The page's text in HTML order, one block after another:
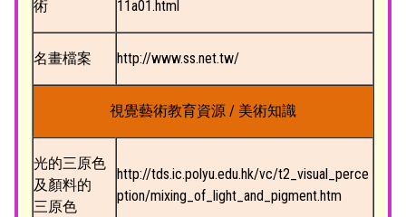
術 11a01.html
名畫檔案 http://www.ss.net.tw/
視覺藝術教育資源 / 美術知識
光的三原色
及顏料的
三原色
http://tds.ic.polyu.edu.hk/vc/t2_visual_perce
ption/mixing_of_light_and_pigment.htm